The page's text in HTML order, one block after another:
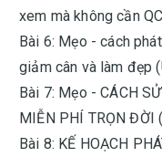
xem mà không cần
Bài 6: Mẹo - cách
giảm cân và làm đẹp
Bài 7: Mẹo - CÁCH
MIỄN PHÍ TRỌN ĐỜI
Bài 8: KẾ HOẠCH